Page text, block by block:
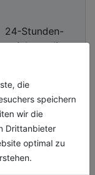
die
speichern
wir die
Drittanbieter
optimal zu
Stunden-
sich die